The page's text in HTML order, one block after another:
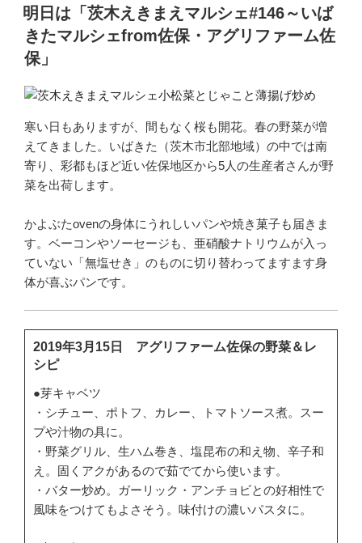
稿
日:
明日は「茨木えきまえマルシェ#146～いば
きたマルシェfrom佐保・アグリファーム佐
保」
寒い日もありますが、間もなく桜も開花。春の野菜が増
えてきました。いばきた（茨木市北部地域）の中では南
寄り、彩都もほど近い佐保地区から5人の生産者さんが野
菜を出荷します。
かよぶたovenの身体にうれしいパンや焼き菓子も届きま
す。ベーコンやソーセージも、亜硝酸ナトリウムが入っ
ていない「無塩せき」のものに切り替わってますます身
体が喜ぶパンです。
2019年3月15日 アグリファーム佐保の野菜＆レ
シピ
●芽キャベツ
・シチュー、ポトフ、カレー、トマトソース煮。スー
プや汁物の具に。
・野菜グリル、生ハム巻き、塩昆布の和え物、辛子和
え。固くアクがあるので茹でてから使います。
・バター炒め。ガーリック・アンチョビとの好相性で
風味をつけてもよさそう。味付けの濃いパスタに。